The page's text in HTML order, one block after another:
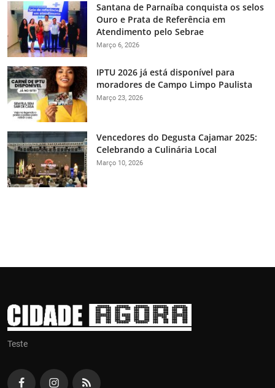
Santana de Parnaíba conquista os selos
Ouro e Prata de Referência em
Atendimento pelo Sebrae
Março 6, 2026
IPTU 2026 já está disponível para
moradores de Campo Limpo Paulista
Março 23, 2026
Vencedores do Degusta Cajamar 2025:
Celebrando a Culinária Local
Março 10, 2026
Teste